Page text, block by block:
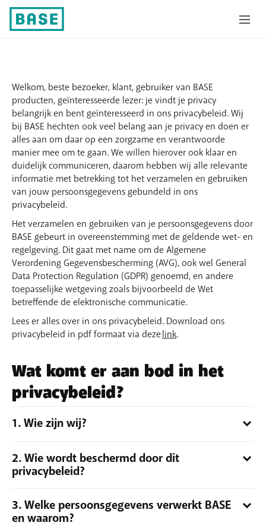
Welkom, beste bezoeker, klant, gebruiker van BASE
producten, geïnteresseerde lezer: je vindt je privacy
belangrijk en bent geïnteresseerd in ons privacybeleid. Wij
bij BASE hechten ook veel belang aan je privacy en doen er
alles aan om daar op een zorgzame en verantwoorde
manier mee om te gaan. We willen hierover ook klaar en
duidelijk communiceren, daarom hebben wij alle relevante
informatie met betrekking tot het verzamelen en gebruiken
van jouw persoonsgegevens gebundeld in ons
privacybeleid.
Het verzamelen en gebruiken van je persoonsgegevens door
BASE gebeurt in overeenstemming met de geldende wet- en
regelgeving. Dit gaat met name om de Algemene
Verordening Gegevensbescherming (AVG), ook wel General
Data Protection Regulation (GDPR) genoemd, en andere
toepasselijke wetgeving zoals bijvoorbeeld de Wet
betreffende de elektronische communicatie.
Lees er alles over in ons privacybeleid. Download ons
privacybeleid in pdf formaat via dezelink.
Wat komt er aan bod in het
privacybeleid?
1. Wie zijn wij?
commerciële naam BASE), met maatschappelijke zetel te
Liersesteenweg 4, 2800 Mechelen, en ingeschreven bij de
Wij treden op als verwerkingsverantwoordelijke van de
persoonsgegevens die wij verzamelen en verwerken.
2. Wie wordt beschermd door dit
privacybeleid?
maakt van onze producten en diensten. Met ‘iedereen’
bedoelen we natuurlijke personen (geen bedrijven of
3. Welke persoonsgegevens verwerkt BASE
en waarom?